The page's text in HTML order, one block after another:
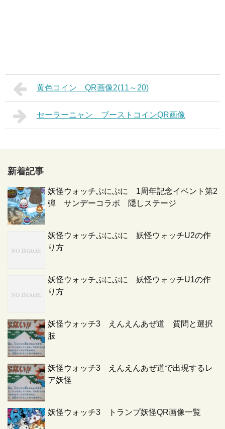
黄色コイン QR画像2(11～20)
セーラーニャン ブーストコインQR画像
新着記事
妖怪ウォッチぷにぷに 1周年記念イベント第2
弾 サンデーコラボ 隠しステージ
妖怪ウォッチぷにぷに 妖怪ウォッチU2の作
り方
妖怪ウォッチぷにぷに 妖怪ウォッチU1の作
り方
妖怪ウォッチ3 えんえんあぜ道 質問と選択
肢
妖怪ウォッチ3 えんえんあぜ道で出現するレ
ア妖怪
妖怪ウォッチ3 トランプ妖怪QR画像一覧